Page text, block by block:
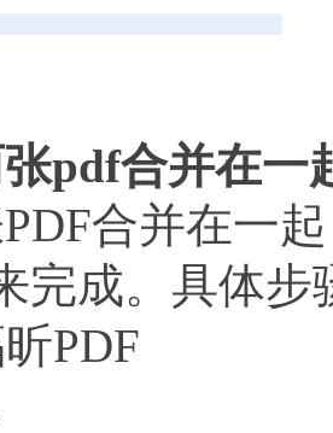
pdf合并在一
合并在一
完成。具体步
PDF